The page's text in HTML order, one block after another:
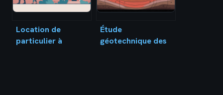
Location de
particulier à
Étude
géotechnique des